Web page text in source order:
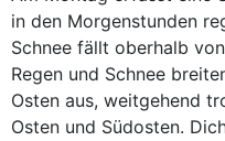
in den Morgenstunden
Schnee fällt oberhalb
Regen und Schnee
Osten aus, weitgehend
Osten und Südosten.